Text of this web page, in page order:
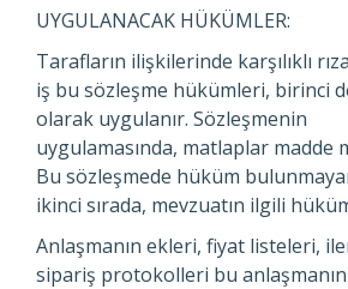
UYGULANACAK HÜKÜMLER:
Tarafların ilişkilerinde karşılıklı
iş bu sözleşme hükümleri, birinci
olarak uygulanır. Sözleşmenin
uygulamasında, matlaplar madde
Bu sözleşmede hüküm
ikinci sırada, mevzuatın ilgili
Anlaşmanın ekleri, fiyat listeleri,
sipariş protokolleri bu anlaşmanın